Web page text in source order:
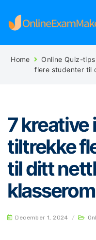
Home Online Quiz-tips
flere studenter til
7 kreative
tiltrekke
til ditt
klasserom
December 1, 2024 /